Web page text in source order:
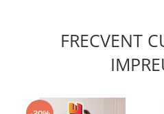
FRECVENT